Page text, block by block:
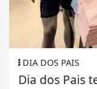
DIA DOS PAIS
Dia dos Pais